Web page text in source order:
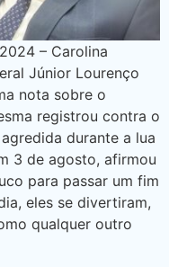
– Carolina
Júnior Lourenço
nota sobre o
registrou contra o
durante a lua
3 de agosto, afirmou
para passar um fim
eles se divertiram,
qualquer outro